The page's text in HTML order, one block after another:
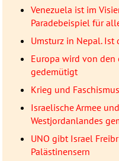
Venezuela ist im
Paradebeispiel für
Umsturz in Nepal. Ist
Europa wird von den
gedemütigt
Krieg und
Israelische Armee
Westjordanlandes
UNO gibt Israel
Palästinensern